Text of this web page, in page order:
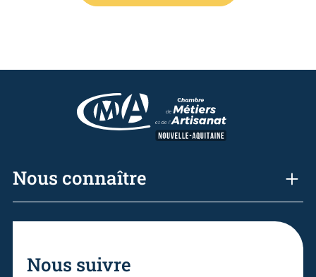
Nous connaître
Nous suivre